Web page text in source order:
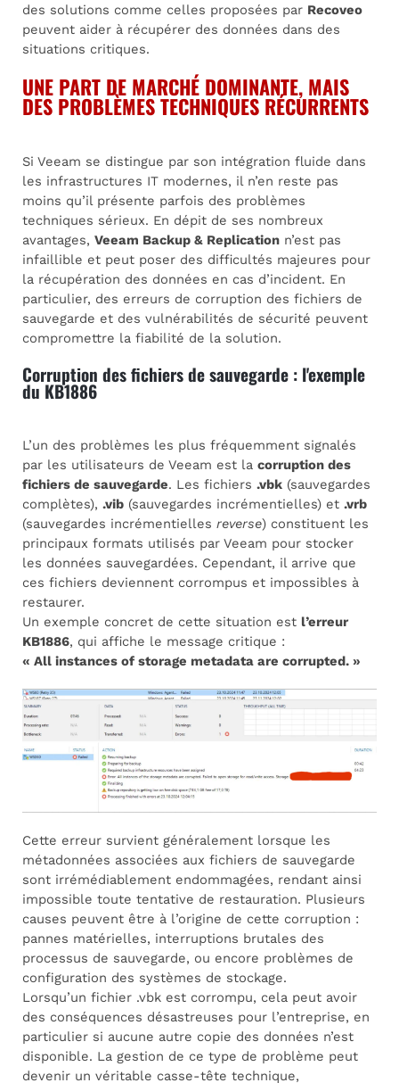
des solutions comme celles proposées par Recoveo
peuvent aider à récupérer des données dans des
situations critiques.
UNE PART DE MARCHÉ DOMINANTE, MAIS
DES PROBLÈMES TECHNIQUES RÉCURRENTS
Si Veeam se distingue par son intégration fluide dans
les infrastructures IT modernes, il n’en reste pas
moins qu’il présente parfois des problèmes
techniques sérieux. En dépit de ses nombreux
avantages, Veeam Backup & Replication n’est pas
infaillible et peut poser des difficultés majeures pour
la récupération des données en cas d’incident. En
particulier, des erreurs de corruption des fichiers de
sauvegarde et des vulnérabilités de sécurité peuvent
compromettre la fiabilité de la solution.
Corruption des fichiers de sauvegarde : l'exemple
du KB1886
L’un des problèmes les plus fréquemment signalés
par les utilisateurs de Veeam est la corruption des
fichiers de sauvegarde. Les fichiers .vbk (sauvegardes
complètes), .vib (sauvegardes incrémentielles) et .vrb
(sauvegardes incrémentielles reverse) constituent les
principaux formats utilisés par Veeam pour stocker
les données sauvegardées. Cependant, il arrive que
ces fichiers deviennent corrompus et impossibles à
restaurer.
Un exemple concret de cette situation est l’erreur
KB1886, qui affiche le message critique :
« All instances of storage metadata are corrupted. »
Cette erreur survient généralement lorsque les
métadonnées associées aux fichiers de sauvegarde
sont irrémédiablement endommagées, rendant ainsi
impossible toute tentative de restauration. Plusieurs
causes peuvent être à l’origine de cette corruption :
pannes matérielles, interruptions brutales des
processus de sauvegarde, ou encore problèmes de
configuration des systèmes de stockage.
Lorsqu’un fichier .vbk est corrompu, cela peut avoir
des conséquences désastreuses pour l’entreprise, en
particulier si aucune autre copie des données n’est
disponible. La gestion de ce type de problème peut
devenir un véritable casse-tête technique,